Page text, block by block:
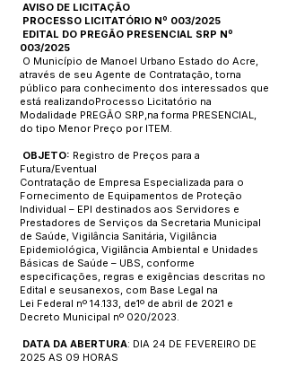
AVISO DE LICITAÇÃO
PROCESSO LICITATÓRIO Nº 003/2025
EDITAL DO PREGÃO PRESENCIAL SRP Nº
003/2025
O Município de Manoel Urbano Estado do Acre,
através de seu Agente de Contratação, torna
público para conhecimento dos interessados que
está realizandoProcesso Licitatório na
Modalidade PREGÃO SRP,na forma PRESENCIAL,
do tipo Menor Preço por ITEM.
OBJETO: Registro de Preços para a
Futura/Eventual
Contratação de Empresa Especializada para o
Fornecimento de Equipamentos de Proteção
Individual – EPI destinados aos Servidores e
Prestadores de Serviços da Secretaria Municipal
de Saúde, Vigilância Sanitária, Vigilância
Epidemiológica, Vigilância Ambiental e Unidades
Básicas de Saúde – UBS, conforme
especificações, regras e exigências descritas no
Edital e seusanexos, com Base Legal na
Lei Federal nº 14.133, de1º de abril de 2021 e
Decreto Municipal nº 020/2023.
DATA DA ABERTURA: DIA 24 DE FEVEREIRO DE
2025 AS 09 HORAS